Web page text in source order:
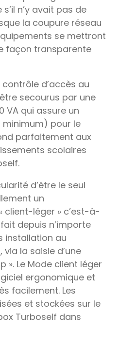
n’y avait pas de
la coupure réseau
se mettront
façon transparente
d’accès au
secourus par une
VA qui assure un
pour le
parfaitement aux
scolaires
d’être le seul
un
client-léger » c’est-à-
depuis n’importe
installation au
la saisie d’une
». Le Mode client léger
ergonomique et
facilement. Les
et stockées sur le
Turboself dans